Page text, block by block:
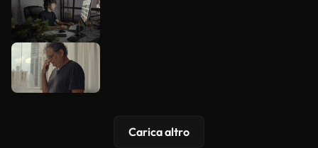
Carica altro